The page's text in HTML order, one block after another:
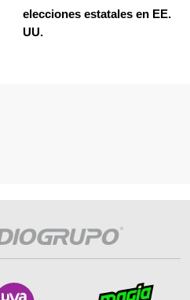
elecciones estatales en EE.
UU.